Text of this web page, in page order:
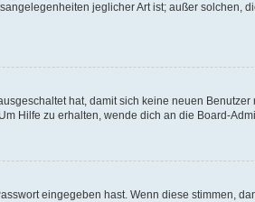
jeglicher Art ist; außer solchen,
hat, damit sich keine neuen
Hilfe zu erhalten, wende dich an die Board-
eingegeben hast. Wenn diese stimmen,